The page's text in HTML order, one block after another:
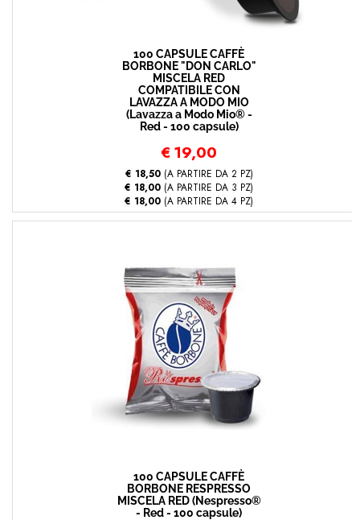
100 CAPSULE CAFFÈ
BORBONE "DON CARLO"
MISCELA RED
COMPATIBILE CON
LAVAZZA A MODO MIO
(Lavazza a Modo Mio® -
Red - 100 capsule)
€ 19,00
€ 18,50(A PARTIRE DA 2 PZ)
€ 18,00 (A PARTIRE DA 3 PZ)
€ 18,00 (A PARTIRE DA 4 PZ)
100 CAPSULE CAFFÈ
BORBONE RESPRESSO
MISCELA RED (Nespresso®
- Red - 100 capsule)